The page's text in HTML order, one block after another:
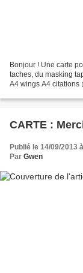
Bonjour ! Une carte
taches, du masking
A4 wings A4 citations
CARTE :
Publié le 14/09/2013
Par Gwen